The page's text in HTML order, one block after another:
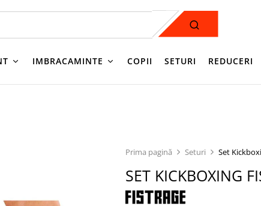
IMBRACAMINTE COPII SETURI REDUCERI
Prima pagină Seturi Set
SET KICKBOXING